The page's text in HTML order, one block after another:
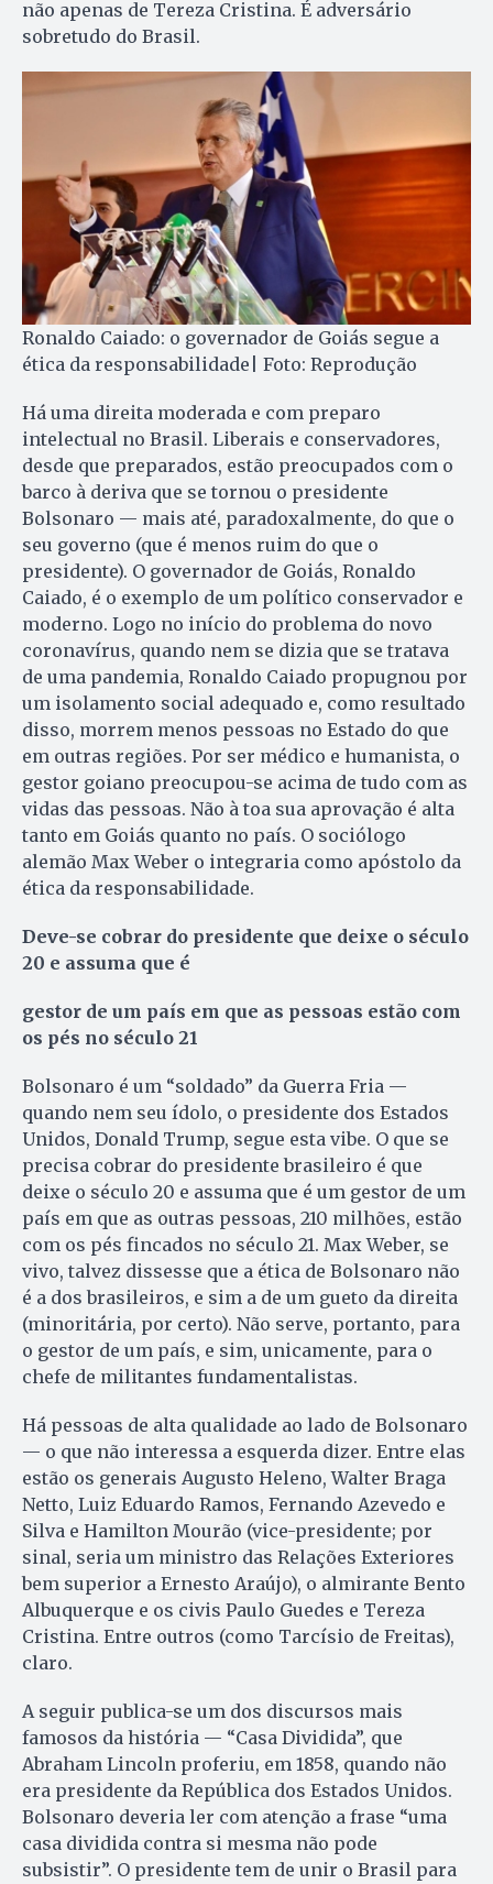
não apenas de Tereza Cristina. É adversário
sobretudo do Brasil.
Ronaldo Caiado: o governador de Goiás segue a
ética da responsabilidade| Foto: Reprodução
Há uma direita moderada e com preparo
intelectual no Brasil. Liberais e conservadores,
desde que preparados, estão preocupados com o
barco à deriva que se tornou o presidente
Bolsonaro — mais até, paradoxalmente, do que o
seu governo (que é menos ruim do que o
presidente). O governador de Goiás, Ronaldo
Caiado, é o exemplo de um político conservador e
moderno. Logo no início do problema do novo
coronavírus, quando nem se dizia que se tratava
de uma pandemia, Ronaldo Caiado propugnou por
um isolamento social adequado e, como resultado
disso, morrem menos pessoas no Estado do que
em outras regiões. Por ser médico e humanista, o
gestor goiano preocupou-se acima de tudo com as
vidas das pessoas. Não à toa sua aprovação é alta
tanto em Goiás quanto no país. O sociólogo
alemão Max Weber o integraria como apóstolo da
ética da responsabilidade.
Deve-se cobrar do presidente que deixe o século
20 e assuma que é
gestor de um país em que as pessoas estão com
os pés no século 21
Bolsonaro é um “soldado” da Guerra Fria —
quando nem seu ídolo, o presidente dos Estados
Unidos, Donald Trump, segue esta vibe. O que se
precisa cobrar do presidente brasileiro é que
deixe o século 20 e assuma que é um gestor de um
país em que as outras pessoas, 210 milhões, estão
com os pés fincados no século 21. Max Weber, se
vivo, talvez dissesse que a ética de Bolsonaro não
é a dos brasileiros, e sim a de um gueto da direita
(minoritária, por certo). Não serve, portanto, para
o gestor de um país, e sim, unicamente, para o
chefe de militantes fundamentalistas.
Há pessoas de alta qualidade ao lado de Bolsonaro
— o que não interessa a esquerda dizer. Entre elas
estão os generais Augusto Heleno, Walter Braga
Netto, Luiz Eduardo Ramos, Fernando Azevedo e
Silva e Hamilton Mourão (vice-presidente; por
sinal, seria um ministro das Relações Exteriores
bem superior a Ernesto Araújo), o almirante Bento
Albuquerque e os civis Paulo Guedes e Tereza
Cristina. Entre outros (como Tarcísio de Freitas),
claro.
A seguir publica-se um dos discursos mais
famosos da história — “Casa Dividida”, que
Abraham Lincoln proferiu, em 1858, quando não
era presidente da República dos Estados Unidos.
Bolsonaro deveria ler com atenção a frase “uma
casa dividida contra si mesma não pode
subsistir”. O presidente tem de unir o Brasil para